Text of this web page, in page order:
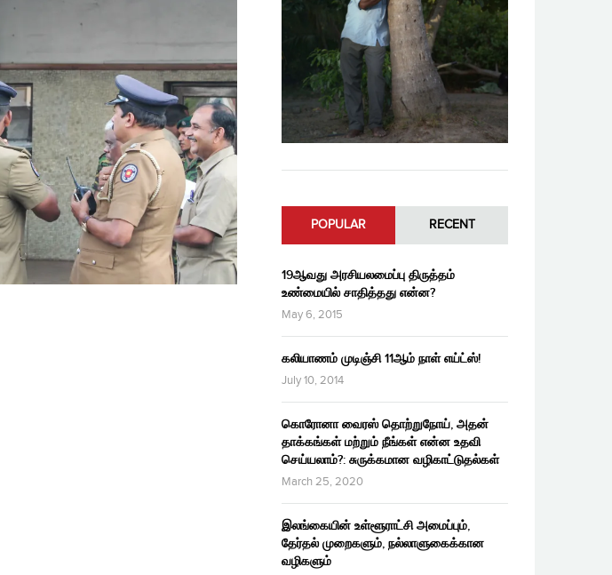
POPULAR RECENT
19ஆவது அரசியலமைப்பு திருத்தம்
உண்மையில் சாதித்தது என்ன?
May 6, 2015
கலியாணம் முடிஞ்சி 11ஆம் நாள் எய்ட்ஸ்!
July 10, 2014
கொரோனா வைரஸ் தொற்றுநோய், அதன்
தாக்கங்கள் மற்றும் நீங்கள் என்ன உதவி
செய்யலாம்?: சுருக்கமான வழிகாட்டுதல்கள்
March 25, 2020
இலங்கையின் உள்ளூராட்சி அமைப்பும்,
தேர்தல் முறைகளும், நல்லாளுகைக்கான
வழிகளும்